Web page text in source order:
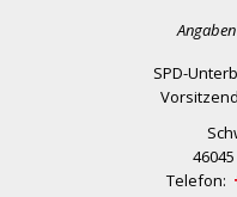
SPD-
Telefon: